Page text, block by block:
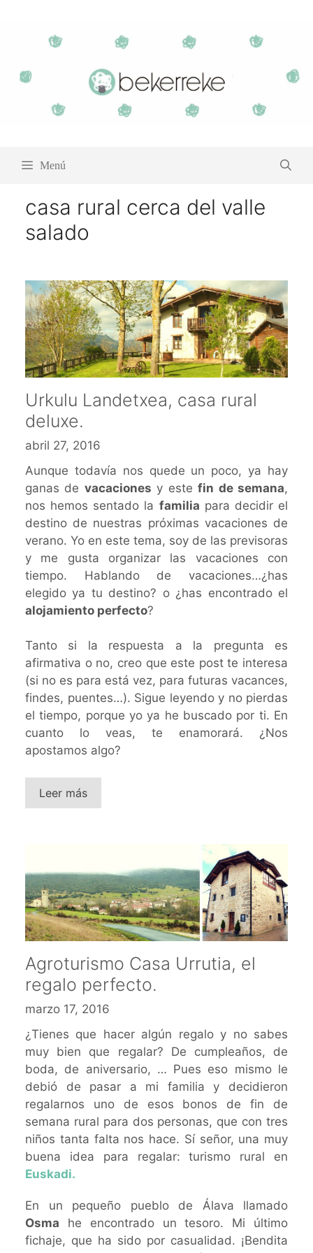
contenido
Menú
casa rural cerca del valle
salado
Urkulu Landetxea, casa rural
deluxe.
abril 27, 2016
Aunque todavía nos quede un poco, ya hay
ganas de vacaciones y estefin de semana,
nos hemos sentado la familia para decidir el
destino de nuestras próximas vacaciones de
verano. Yo en este tema, soy de las previsoras
y me gusta organizar las vacaciones con
tiempo. Hablando de vacaciones…¿has
elegido ya tu destino? o ¿has encontrado el
alojamiento perfecto?
Tanto si la respuesta a la pregunta es
afirmativa o no, creo que este post te interesa
(si no es para está vez, para futuras vacances,
findes, puentes…). Sigue leyendo y no pierdas
el tiempo, porque yo ya he buscado por ti. En
cuanto lo veas, te enamorará. ¿Nos
apostamos algo?
Leer más
Agroturismo Casa Urrutia, el
regalo perfecto.
marzo 17, 2016
¿Tienes que hacer algún regalo y no sabes
muy bien que regalar? De cumpleaños, de
boda, de aniversario, … Pues eso mismo le
debió de pasar a mi familia y decidieron
regalarnos uno de esos bonos de fin de
semana rural para dos personas, que con tres
niños tanta falta nos hace. Sí señor, una muy
buena idea para regalar: turismo rural en
Euskadi.
En un pequeño pueblo de Álava llamado
Osma he encontrado un tesoro. Mi último
fichaje, que ha sido por casualidad. ¡Bendita